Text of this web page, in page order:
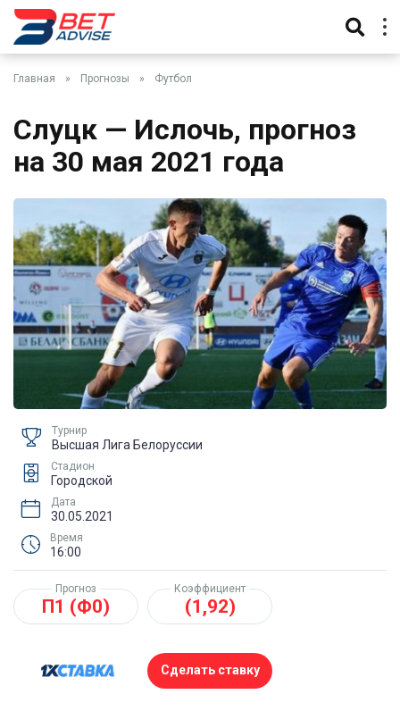
Главная » Прогнозы » Футбол
Слуцк — Ислочь, прогноз
на 30 мая 2021 года
Турнир
Высшая Лига Белоруссии
Стадион
Городской
Дата
30.05.2021
Время
16:00
Прогноз
П1 (Ф0)
Коэффициент
(1,92)
Сделать ставку